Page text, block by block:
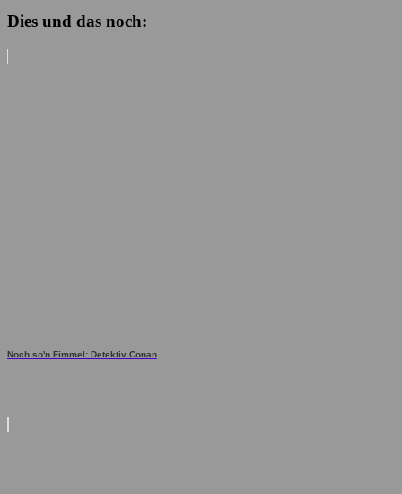
Dies und das noch:
Noch so'n Fimmel: Detektiv Conan